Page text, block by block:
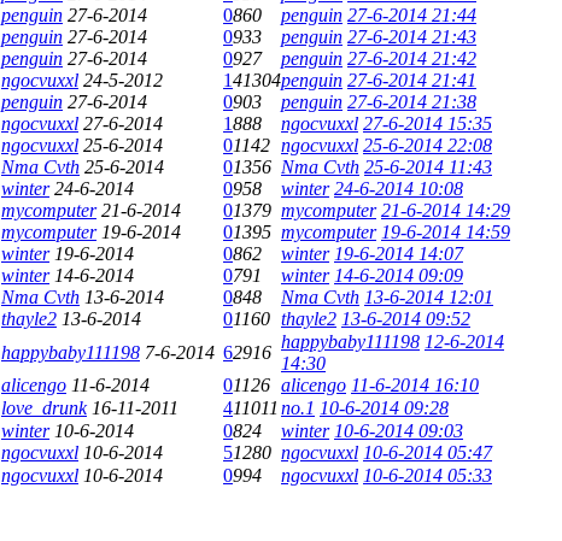
penguin 27-6-2014 0860 penguin 27-6-2014 21:44
penguin 27-6-2014 0933 penguin 27-6-2014 21:43
penguin 27-6-2014 0927 penguin 27-6-2014 21:42
ngocvuxxl 24-5-2012 141304penguin 27-6-2014 21:41
penguin 27-6-2014 0903 penguin 27-6-2014 21:38
ngocvuxxl 27-6-2014 1888 ngocvuxxl 27-6-2014 15:35
ngocvuxxl 25-6-2014 01142 ngocvuxxl 25-6-2014 22:08
Nma Cvth 25-6-2014 01356 Nma Cvth 25-6-2014 11:43
winter 24-6-2014 0958 winter 24-6-2014 10:08
mycomputer 21-6-2014 01379 mycomputer 21-6-2014 14:29
mycomputer 19-6-2014 01395 mycomputer 19-6-2014 14:59
winter 19-6-2014 0862 winter 19-6-2014 14:07
winter 14-6-2014 0791 winter 14-6-2014 09:09
Nma Cvth 13-6-2014 0848 Nma Cvth 13-6-2014 12:01
thayle2 13-6-2014 01160 thayle2 13-6-2014 09:52
happybaby111198 7-6-2014 62916
happybaby111198 12-6-2014
14:30
alicengo 11-6-2014 01126 alicengo 11-6-2014 16:10
love_drunk 16-11-2011 411011 no.1 10-6-2014 09:28
winter 10-6-2014 0824 winter 10-6-2014 09:03
ngocvuxxl 10-6-2014 51280 ngocvuxxl 10-6-2014 05:47
ngocvuxxl 10-6-2014 0994 ngocvuxxl 10-6-2014 05:33